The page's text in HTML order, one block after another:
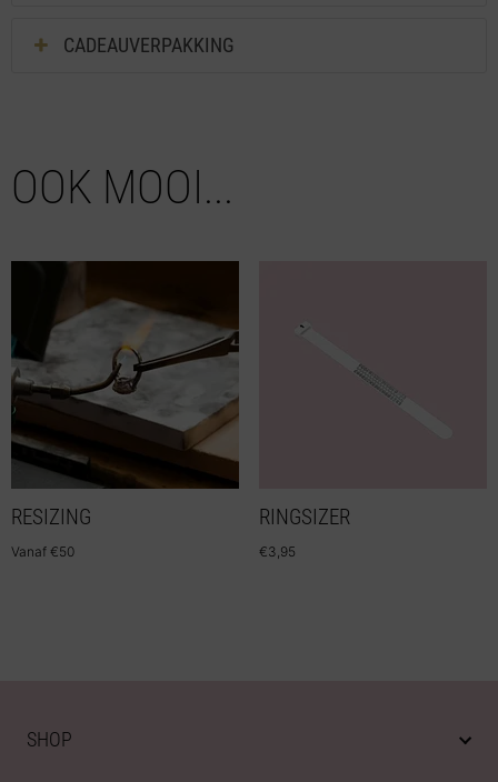
CADEAUVERPAKKING
OOK MOOI...
RESIZING
Vanaf €50
RINGSIZER
€3,95
SHOP